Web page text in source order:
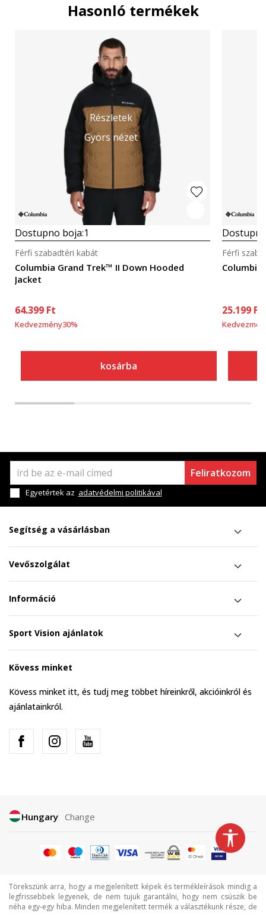
Hasonló termékek
Részletek
Gyors nézet
Dostupno boja:1
Columbia Grand Trek™ II Down Hooded
Jacket
Férfi szabadtéri kabát
64.399 Ft
Kedvezmény30%
kosárba
Férfi
25.199 Ft
Feliratkozom
Egyetértek az adatvédelmi politikával
Segítség a vásárlásban
Vevőszolgálat
Információ
Sport Vision ajánlatok
Kövess minket
Kövess minket itt, és tudj meg többet híreinkről, akcióinkról és
ajánlatainkról.
Hungary Change
Törekszünk arra, hogy a megjelenített képek és termékleírások mindig a
legfrissebbek legyenek, de nem tujuk garantálni, hogy nem csúszik be
néha egy-egy hiba. Minden megjelenített termék a választékunk része, de